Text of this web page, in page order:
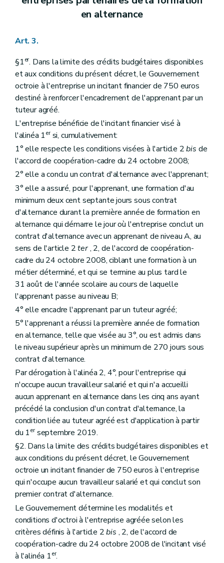
en alternance
Art. 3.
§1er. Dans la limite des crédits budgétaires disponibles
et aux conditions du présent décret, le Gouvernement
octroie à l'entreprise un incitant financier de 750 euros
destiné à renforcer l'encadrement de l'apprenant par un
tuteur agréé.
L'entreprise bénéficie de l'incitant financier visé à
l'alinéa 1ersi, cumulativement:
1° elle respecte les conditions visées à l'article 2bis de
l'accord de coopération-cadre du 24 octobre 2008;
2° elle a conclu un contrat d'alternance avec l'apprenant;
3° elle a assuré, pour l'apprenant, une formation d'au
minimum deux cent septante jours sous contrat
d'alternance durant la première année de formation en
alternance qui démarre le jour où l'entreprise conclut un
contrat d'alternance avec un apprenant de niveau A, au
sens de l'article 2ter, 2, de l'accord de coopération-
cadre du 24 octobre 2008, ciblant une formation à un
métier déterminé, et qui se termine au plus tard le
31 août de l'année scolaire au cours de laquelle
l'apprenant passe au niveau B;
4° elle encadre l'apprenant par un tuteur agréé;
5° l'apprenant a réussi la première année de formation
en alternance, telle que visée au 3°, ou est admis dans
le niveau supérieur après un minimum de 270 jours sous
contrat d'alternance.
Par dérogation à l'alinéa 2, 4°, pour l'entreprise qui
n'occupe aucun travailleur salarié et qui n'a accueilli
aucun apprenant en alternance dans les cinq ans ayant
précédé la conclusion d'un contrat d'alternance, la
condition liée au tuteur agréé est d'application à partir
du 1erseptembre 2019.
§2. Dans la limite des crédits budgétaires disponibles et
aux conditions du présent décret, le Gouvernement
octroie un incitant financier de 750 euros à l'entreprise
qui n'occupe aucun travailleur salarié et qui conclut son
premier contrat d'alternance.
Le Gouvernement détermine les modalités et
conditions d'octroi à l'entreprise agréée selon les
critères définis à l'article 2bis , 2, de l'accord de
coopération-cadre du 24 octobre 2008 de l'incitant visé
à l'alinéa 1er.